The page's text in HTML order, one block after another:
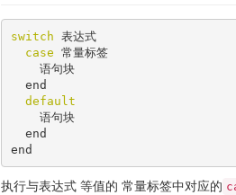
switch 表达式
case 常量标签
default
end
执行与表达式 等值的 常量标签中对应的